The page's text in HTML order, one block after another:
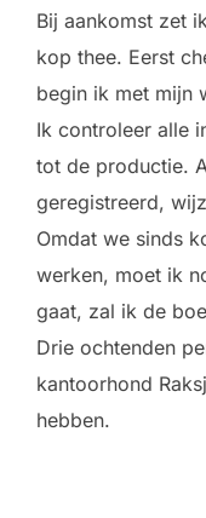
Bij aankomst zet
kop thee. Eerst
begin ik met mijn
Ik controleer alle
tot de productie.
geregistreerd,
Omdat we sinds
werken, moet ik
gaat, zal ik de
Drie ochtenden
kantoorhond
hebben.